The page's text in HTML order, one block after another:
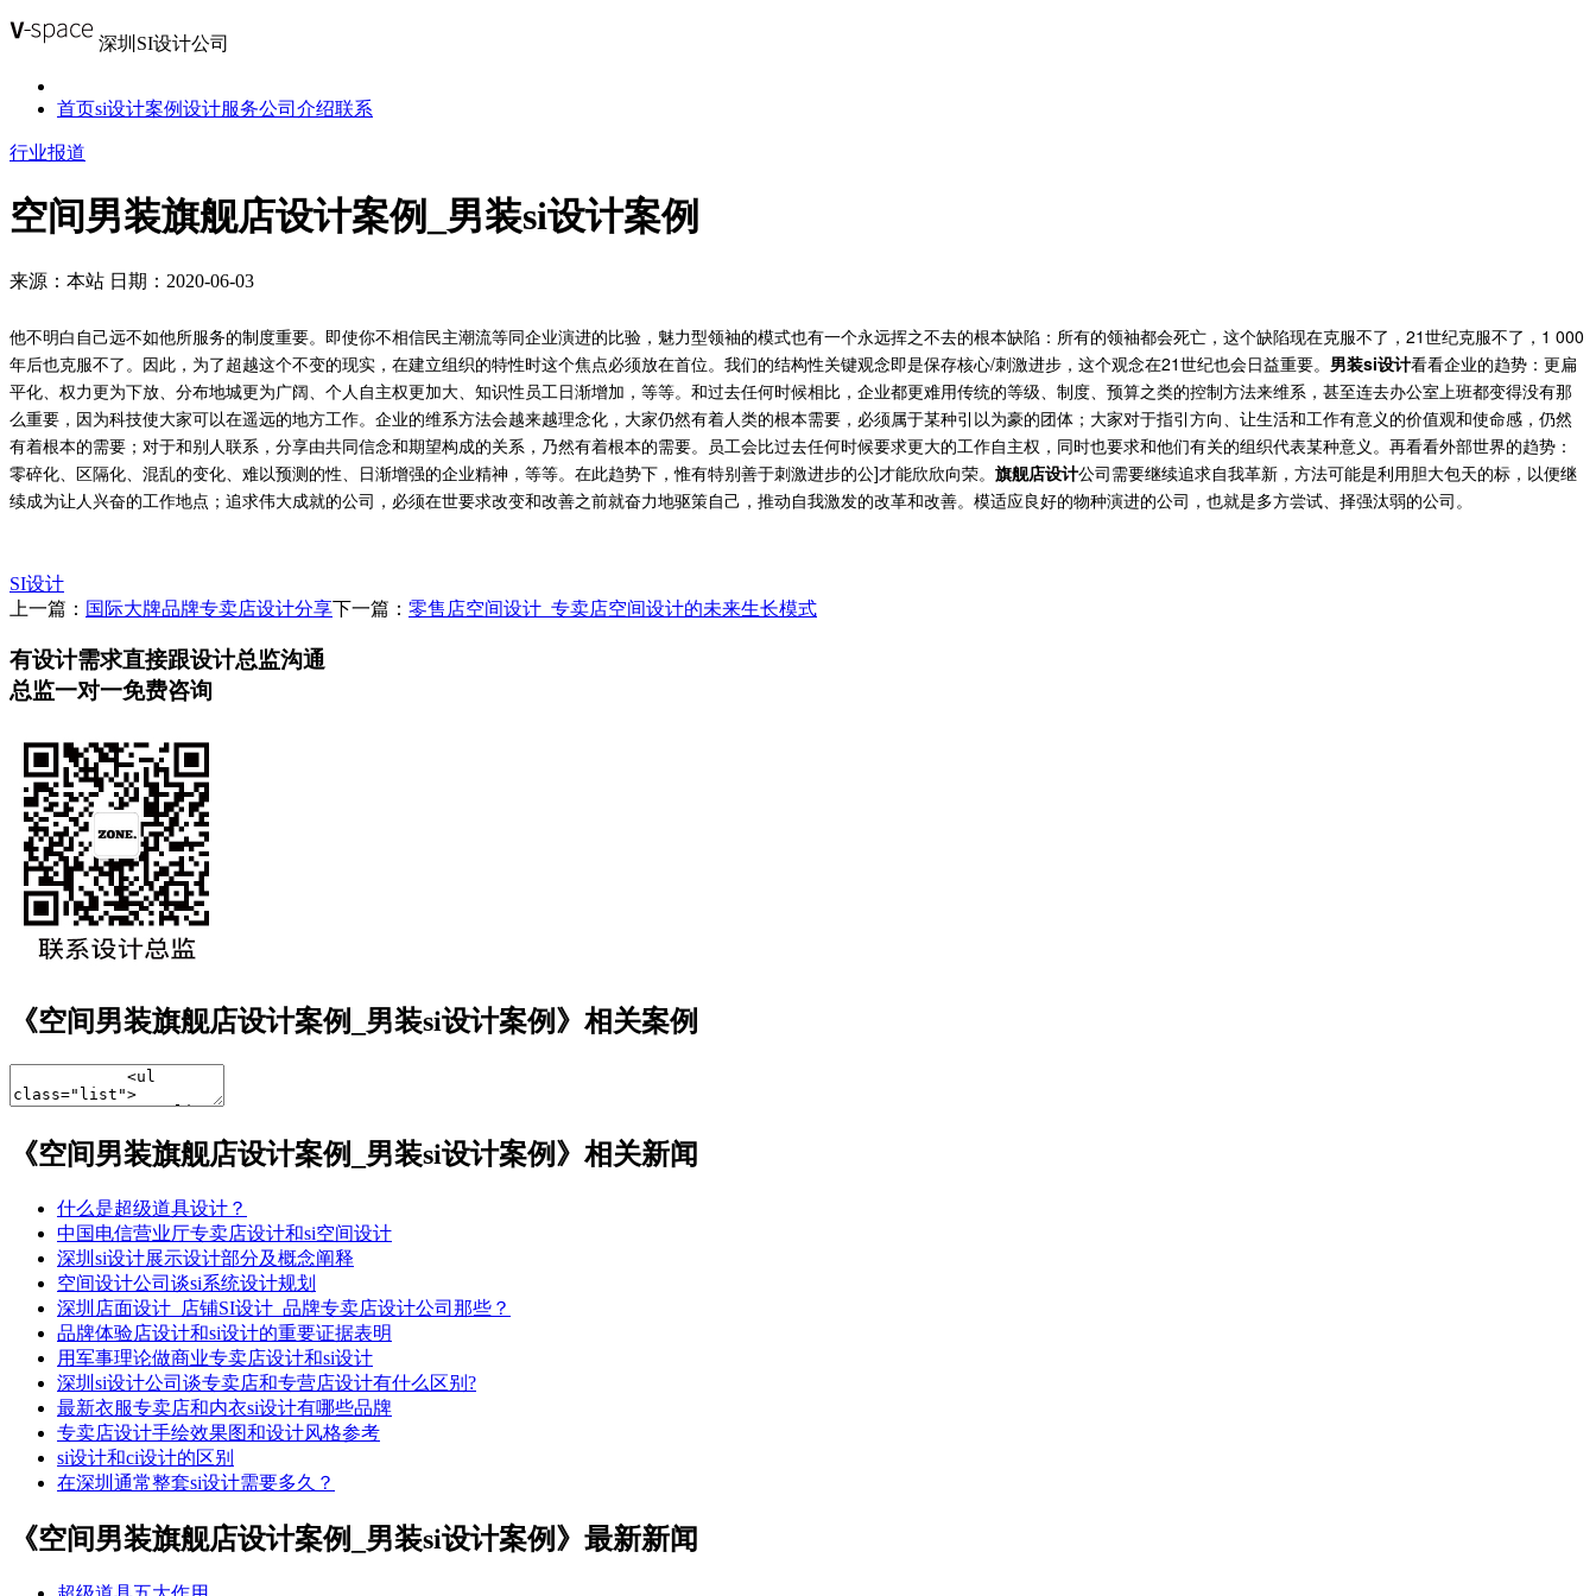
深圳SI设计公司
首页si设计案例设计服务公司介绍联系
行业报道
空间男装旗舰店设计案例_男装si设计案例
来源：本站 日期：2020-06-03
他不明白自己远不如他所服务的制度重要。即使你不相信民主潮流等同企业演进的比验，魅力型领袖的模式也有一个永远挥之不去的根本缺陷：所有的领袖都会死亡，这个缺陷现在克服不了，21世纪克服不了，1 000
年后也克服不了。因此，为了超越这个不变的现实，在建立组织的特性时这个焦点必须放在首位。 我们的结构性关键观念即是保存核心/刺激进步，这个观念在21世纪也会日益重要。 男装si设计看看企业的趋势：更扁
平化、权力更为下放、分布地城更为广阔、个人自主权更加大、知识性员工日渐增加，等等。和过去任何时候相比，企业都更难用传统的等级、制度、预算之类的控制方法来维系，甚至连去办公室上班都变得没有那
么重要，因为科技使大家可以在遥远的地方工作。企业的维系方法会越来越理念化，大家仍然有着人类的根本需要，必须属于某种引以为豪的团体；大家对于指引方向、让生活和工作有意义的价值观和使命感，仍然
有着根本的需要；对于和别人联系，分享由共同信念和期望构成的关系，乃然有着根本的需要。员工会比过去任何时候要求更大的工作自主权，同时也要求和他们有关的组织代表某种意义。再看看外部世界的趋势：
零碎化、区隔化、混乱的变化、难以预测的性、日渐增强的企业精神，等等。在此趋势下，惟有特别善于刺激进步的公]才能欣欣向荣。 旗舰店设计公司需要继续追求自我革新，方法可能是利用胆大包天的标，以便继
续成为让人兴奋的工作地点；追求伟大成就的公司，必须在世要求改变和改善之前就奋力地驱策自己，推动自我激发的改革和改善。模适应良好的物种演进的公司，也就是多方尝试、择强汰弱的公司。
SI设计
上一篇： 国际大牌品牌专卖店设计分享下一篇： 零售店空间设计_专卖店空间设计的未来生长模式
有设计需求直接跟设计总监沟通
总监一对一免费咨询
《空间男装旗舰店设计案例_男装si设计案例》相关案例
《空间男装旗舰店设计案例_男装si设计案例》相关新闻
什么是超级道具设计？
中国电信营业厅专卖店设计和si空间设计
深圳si设计展示设计部分及概念阐释
空间设计公司谈si系统设计规划
深圳店面设计_店铺SI设计_品牌专卖店设计公司那些？
品牌体验店设计和si设计的重要证据表明
用军事理论做商业专卖店设计和si设计
深圳si设计公司谈专卖店和专营店设计有什么区别?
最新衣服专卖店和内衣si设计有哪些品牌
专卖店设计手绘效果图和设计风格参考
si设计和ci设计的区别
在深圳通常整套si设计需要多久？
《空间男装旗舰店设计案例_男装si设计案例》最新新闻